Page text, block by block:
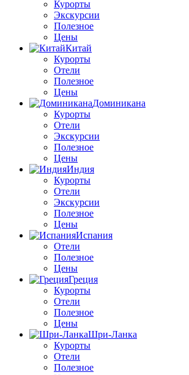
Курорты
Экскурсии
Полезное
Цены
Китай
Курорты
Отели
Полезное
Цены
Доминикана
Курорты
Отели
Экскурсии
Полезное
Цены
Индия
Курорты
Отели
Экскурсии
Полезное
Цены
Испания
Отели
Полезное
Цены
Греция
Курорты
Отели
Полезное
Цены
Шри-Ланка
Курорты
Отели
Полезное